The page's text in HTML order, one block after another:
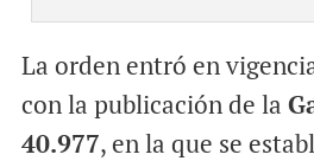
La orden entró en
con la publicación de la
40.977, en la que se